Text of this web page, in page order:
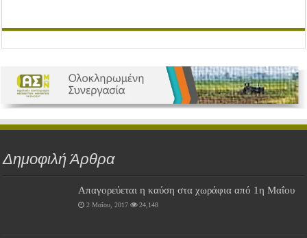
Δημοφιλή Άρθρα
Απαγορεύεται η καύση στα χωράφια από 1η Μαΐου
2 Μαΐου, 2017 24,148